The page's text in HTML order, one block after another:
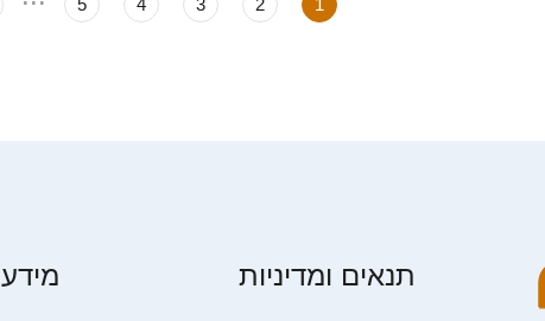
1
2
3
4
5
תנאים ומדיניות מידע